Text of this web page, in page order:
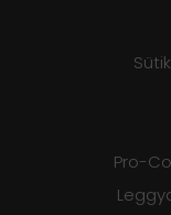
Pro-